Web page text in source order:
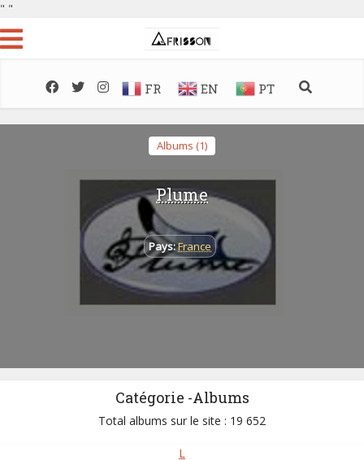
" "
FR EN PT
Albums (1)
Plume
Pays:France
Catégorie -Albums
Total albums sur le site : 19 652
L